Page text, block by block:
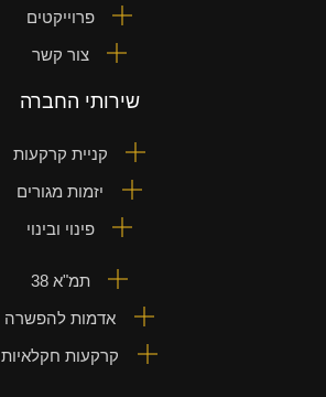
פרוייקטים
צור קשר
שירותי החברה
קניית קרקעות
יזמות מגורים
פינוי ובינוי
תמ"א 38
אדמות להפשרה
קרקעות חקלאיות